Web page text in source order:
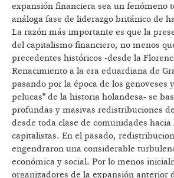
expansión financiera sea un fenómeno
análoga fase de liderazgo británico de
La razón más importante es que la
del capitalismo financiero, no menos
precedentes históricos -desde la
Renacimiento a la era eduardiana de
pasando por la época de los genoveses
pelucas" de la historia holandesa- se
profundas y masivas redistribuciones
desde toda clase de comunidades hacia
capitalistas. En el pasado,
engendraron una considerable
económica y social. Por lo menos
organizadores de la expansión anterior